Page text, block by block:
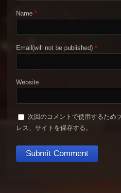
Name *
Email(will not be published) *
Website
次回のコメントで使用するため
レス、サイトを保存する。